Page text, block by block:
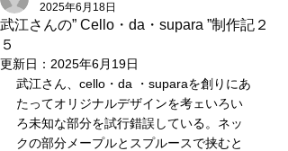
武江さんの” Cello・da・supara ”制作記２
５
2025年6月18日
更新日： 2025年6月19日
武江さん、cello・da ・suparaを創りにあ
たってオリジナルデザインを考ェいろい
ろ未知な部分を試行錯誤している。ネッ
クの部分メープルとスプルースで挟むと